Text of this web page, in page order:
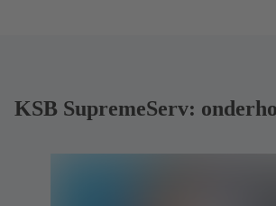
KSB SupremeServ: